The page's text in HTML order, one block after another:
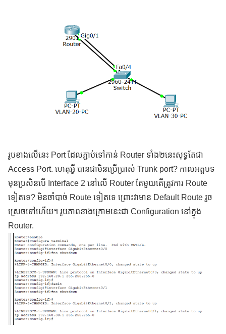
រូបខាងលើនេះ Port ដែលភ្ជាប់ទៅកាន់ Router ទាំង២នេះសុទ្ធតែជា
Access Port. ហេតុអ្វី បានជាមិនប្រើប្រាស់ Trunk port? កាលអត្តបទ
មុនប្រសិនបើ Interface 2 នៅលើ Router តែមួយតើត្រូវការ Route
ទៀតទេ? មិនចាំបាច់ Route ទៀតទេ ព្រោះវាមាន Default Route រួច
ស្រេចទៅហើយ។ រូបភាពខាងក្រោមនេះជា Configuration នៅក្នុង
Router.